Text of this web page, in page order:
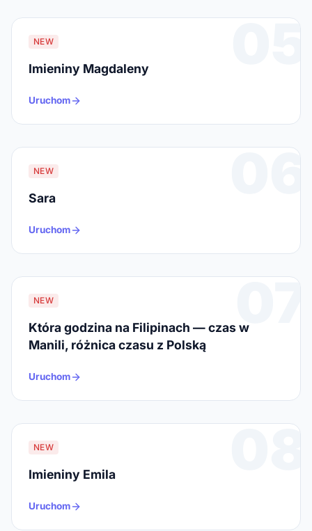
05
NEW
Imieniny Magdaleny
Uruchom
06
NEW
Sara
Uruchom
07
NEW
Która godzina na Filipinach — czas w
Manili, różnica czasu z Polską
Uruchom
08
NEW
Imieniny Emila
Uruchom